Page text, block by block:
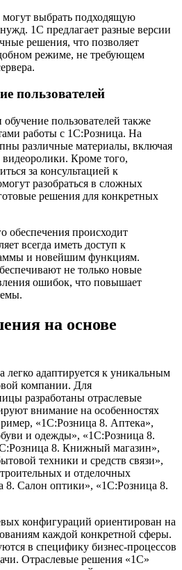
могут выбрать подходящую
1С предлагает разные версии
решения, что позволяет
режиме, не требующем
пользователей
пользователей также
работы с 1С:Розница. На
различные материалы, включая
Кроме того,
за консультацией к
разобраться в сложных
решения для конкретных
обеспечения происходит
всегда иметь доступ к
и новейшим функциям.
не только новые
ошибок, что повышает
на основе
адаптируется к уникальным
компании. Для
разработаны отраслевые
внимание на особенностях
«1С:Розница 8. Аптека»,
и одежды», «1С:Розница 8.
8. Книжный магазин»,
техники и средств связи»,
и отделочных
8. Салон оптики», «1С:Розница 8.
конфигураций ориентирован на
каждой конкретной сферы.
в специфику бизнес-процессов
Отраслевые решения «1С»